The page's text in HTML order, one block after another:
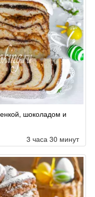
шоколадом и
3 часа 30 минут